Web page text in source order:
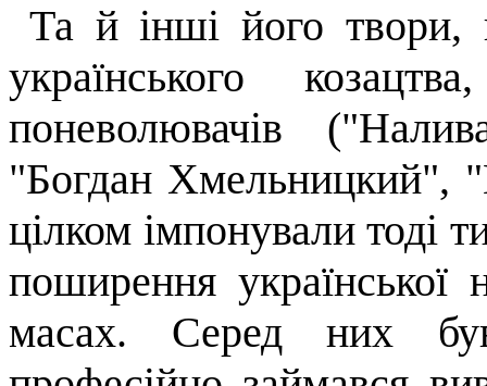
Та й інші його твори,
українського
поневолювачів
"Богдан Хмельницкий", "
цілком імпонували тоді
по­ширення української
масах. Серед них